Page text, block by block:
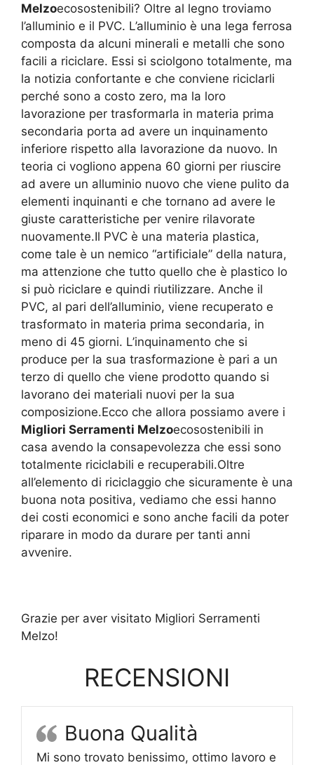
Melzoecosostenibili? Oltre al legno troviamo
l’alluminio e il PVC. L’alluminio è una lega ferrosa
composta da alcuni minerali e metalli che sono
facili a riciclare. Essi si sciolgono totalmente, ma
la notizia confortante e che conviene riciclarli
perché sono a costo zero, ma la loro
lavorazione per trasformarla in materia prima
secondaria porta ad avere un inquinamento
inferiore rispetto alla lavorazione da nuovo. In
teoria ci vogliono appena 60 giorni per riuscire
ad avere un alluminio nuovo che viene pulito da
elementi inquinanti e che tornano ad avere le
giuste caratteristiche per venire rilavorate
nuovamente.Il PVC è una materia plastica,
come tale è un nemico “artificiale” della natura,
ma attenzione che tutto quello che è plastico lo
si può riciclare e quindi riutilizzare. Anche il
PVC, al pari dell’alluminio, viene recuperato e
trasformato in materia prima secondaria, in
meno di 45 giorni. L’inquinamento che si
produce per la sua trasformazione è pari a un
terzo di quello che viene prodotto quando si
lavorano dei materiali nuovi per la sua
composizione.Ecco che allora possiamo avere i
Migliori Serramenti Melzoecosostenibili in
casa avendo la consapevolezza che essi sono
totalmente riciclabili e recuperabili.Oltre
all’elemento di riciclaggio che sicuramente è una
buona nota positiva, vediamo che essi hanno
dei costi economici e sono anche facili da poter
riparare in modo da durare per tanti anni
avvenire.
Grazie per aver visitato Migliori Serramenti
Melzo!
RECENSIONI
Buona Qualità
Mi sono trovato benissimo, ottimo lavoro e